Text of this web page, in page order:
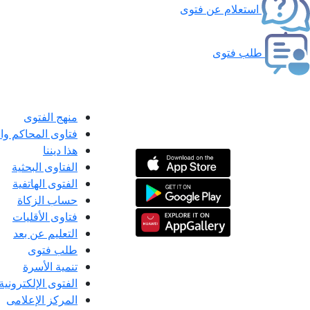
استعلام عن فتوى
طلب فتوى
منهج الفتوى
فتاوى المحاكم
هذا ديننا
الفتاوى البحثية
الفتوى الهاتفية
حساب الزكاة
فتاوى الأقليات
التعليم عن بعد
طلب فتوى
تنمية الأسرة
الفتوى الإلكترونية
المركز الإعلامى